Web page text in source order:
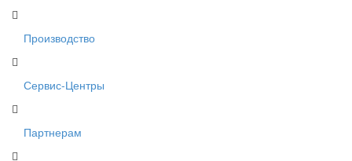
Производство
Сервис-Центры
Партнерам